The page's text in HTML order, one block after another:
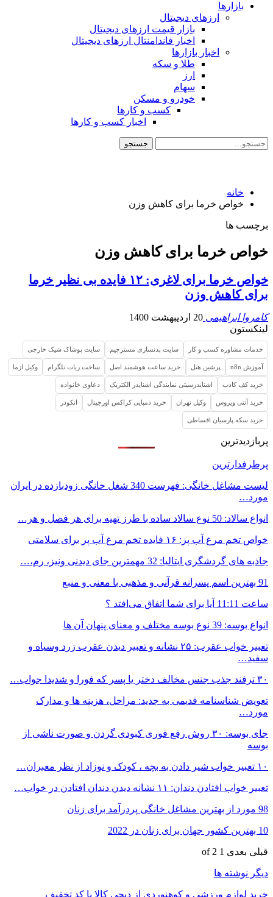
بازارها
ارزهای دیجیتال
بازار قیمت ارزهای دیجیتال
اخبار فاندامنتال ارزهای دیجیتال
اخبار بازارها
طلا و سکه
ارز
سهام
خودرو و مسکن
کسب و کارها
اخبار کسب و کارها
خانه
خواص خرما برای کاهش وزن
برچسب ها
خواص خرما برای کاهش وزن
خواص خرما برای لاغری: ۱۲ فایده بی نظیر خرما
برای کاهش وزن
کامروا ابراهیمی 20 اردیبهشت 1400
لینکستون
خدمات مشاوره کسب و کار سایت بدنسازی مسترجیم سایت پوشاک شیک خارجی
آموزش n8n پرشین هتل خرید ساعت هوشمند اصل ساخت ربات تلگرام وکیل ازما
خرید کف کاذب اشنایدرسیتی نمایندگی اشنایدر الکتریک دعاوی خانواده
خرید آنتی ویروس وکیل تهران خرید دمپایی کراکس اورجینال انکودر
خرید سکه پارسیان اقساطی
پربازدیدترین
پرطرفدارترین
لیست مشاغل خانگی: فهرست 340 شغل خانگی زودبازده در ایران
مورد…
انواع سالاد: 50 نوع سالاد ساده با طرز تهیه برای هر فصل و هر…
خواص تخم مرغ آب پز: ۱۶ فایده تخم مرغ آب پز برای سلامتی
جاذبه های گردشگری ایتالیا: 32 مهمترین جای دیدنی ونیز، رم،…
91 بهترین اسم پسرانه قرآنی و مذهبی با معنی و منبع
ساعت 11:11 آیا برای شما اتفاق می‌افتد ؟
انواع بوسه: 39 نوع بوسه مختلف و معنای پنهان آن ها
تعبیر خواب عقرب: ۲۵ نشانه و تعبیر دیدن عقرب زرد وسیاه و
سفید…
۳۰ ترفند جذب جنس مخالف دختر یا پسر که فورا و شدیدا جواب…
تعویض شناسنامه قدیمی به جدید: مراحل، هزینه ها و مدارک
مورد…
جای بوسه: ۳۰ روش رفع فوری کبودی گردن و صورت ناشی از
بوسه
۱۰ تعبیر خواب شیر دادن به بچه ، کودک و نوزاد از نظر معبران…
تعبیر خواب افتادن دندان: ۱۱ نشانه دیدن دندان افتادن در خواب…
98 مورد از بهترین مشاغل خانگی پردرآمد برای زنان
10 بهترین کشور جهان برای زنان در 2022
قبلی بعدی 1 of 2
دیگر نوشته ها
خرید لوازم ورزشی و کوهنوردی از دیجی کالا با کد تخفیف